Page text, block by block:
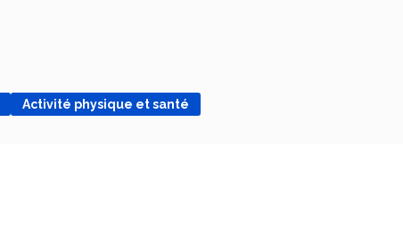
Activité physique et santé